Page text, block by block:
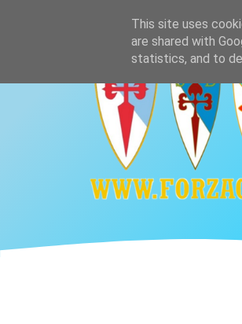
Home Plantilla
This site uses
are shared with
statistics, and to